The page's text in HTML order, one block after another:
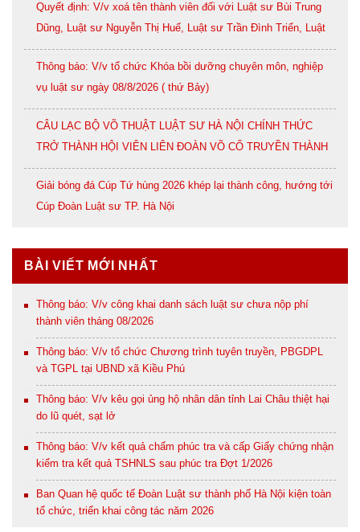
Quyết định: V/v xoá tên thành viên đối với Luật sư Bùi Trung
Dũng, Luật sư Nguyễn Thị Huế, Luật sư Trần Đình Triển, Luật
sư Lê Thị Oanh
Thông báo: V/v tổ chức Khóa bồi dưỡng chuyên môn, nghiệp
vụ luật sư ngày 08/8/2026 ( thứ Bảy)
CÂU LẠC BỘ VÕ THUẬT LUẬT SƯ HÀ NỘI CHÍNH THỨC
TRỞ THÀNH HỘI VIÊN LIÊN ĐOÀN VÕ CỔ TRUYỀN THÀNH
PHỐ HÀ NỘI
Giải bóng đá Cúp Tứ hùng 2026 khép lại thành công, hướng tới
Cúp Đoàn Luật sư TP. Hà Nội
BÀI VIẾT MỚI NHẤT
Thông báo: V/v công khai danh sách luật sư chưa nộp phí
thành viên tháng 08/2026
Thông báo: V/v tổ chức Chương trình tuyên truyền, PBGDPL
và TGPL tại UBND xã Kiều Phú
Thông báo: V/v kêu gọi ủng hộ nhân dân tỉnh Lai Châu thiệt hại
do lũ quét, sạt lở
Thông báo: V/v kết quả chấm phúc tra và cấp Giấy chứng nhận
kiểm tra kết quả TSHNLS sau phúc tra Đợt 1/2026
Ban Quan hệ quốc tế Đoàn Luật sư thành phố Hà Nội kiện toàn
tổ chức, triển khai công tác năm 2026